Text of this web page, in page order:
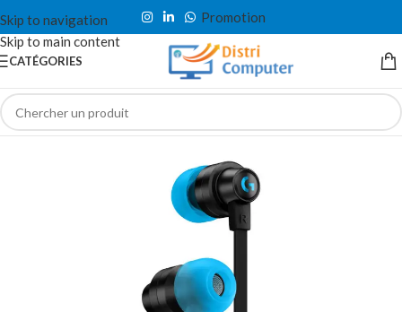
Skip to navigation
Skip to main content
Promotion
CATÉGORIES